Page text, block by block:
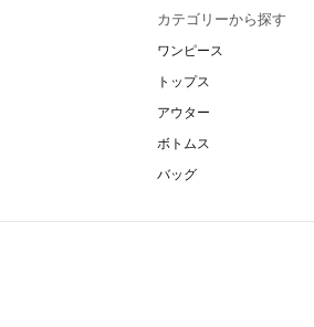
カテゴリーから探す
ワンピース
トップス
アウター
ボトムス
バッグ